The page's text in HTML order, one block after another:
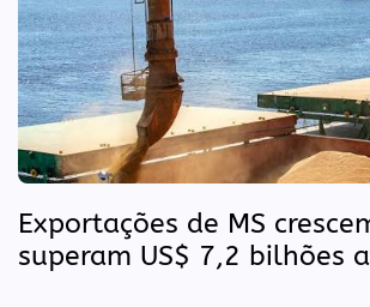
Exportações de MS
superam US$ 7,2 bilhões